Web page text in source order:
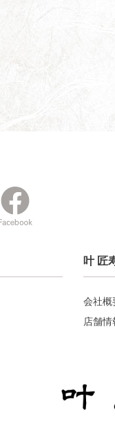
叶 匠
会社概
店舗情